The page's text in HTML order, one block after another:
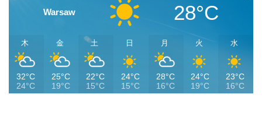
Warsaw 28°C
木
32°C
24°C
金
25°C
19°C
土
22°C
15°C
日
24°C
15°C
月
28°C
16°C
火
24°C
19°C
水
23°C
16°C